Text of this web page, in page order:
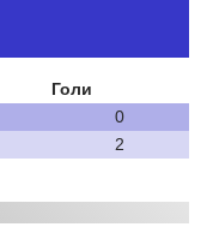
Голи
0
2